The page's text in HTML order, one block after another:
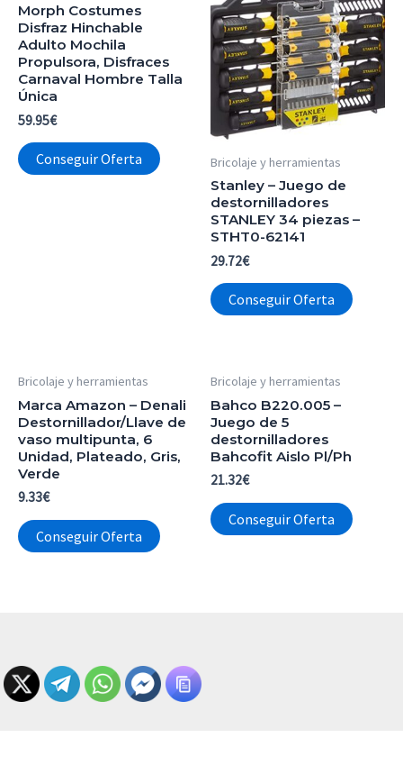
Morph Costumes
Disfraz Hinchable
Adulto Mochila
Propulsora, Disfraces
Carnaval Hombre Talla
Única
59.95€
Conseguir Oferta Bricolaje y herramientas
Stanley – Juego de
destornilladores
STANLEY 34 piezas –
STHT0-62141
29.72€
Conseguir Oferta
Bricolaje y herramientas
Marca Amazon – Denali
Destornillador/Llave de
vaso multipunta, 6
Unidad, Plateado, Gris,
Verde
9.33€
Conseguir Oferta
Bricolaje y herramientas
Bahco B220.005 –
Juego de 5
destornilladores
Bahcofit Aislo Pl/Ph
21.32€
Conseguir Oferta